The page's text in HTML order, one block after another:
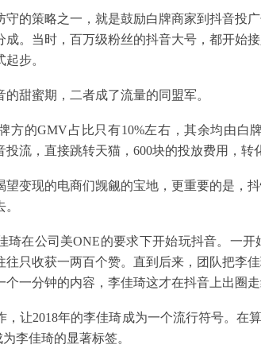
守的策略之一，就是鼓励白牌商家到抖音投
成。当时，百万级粉丝的抖音大号，都开始
步。
甜蜜期，二者成了流量的同盟军。
方的GMV占比只有10%左右，其余均由
流，直接跳转天猫，600块的投放费用，转
望变现的电商们觊觎的宝地，更重要的是，
琦在公司美ONE的要求下开始玩抖音。一
往只收获一两百个赞。直到后来，团队把李
一分钟的内容，李佳琦这才在抖音上出圈走
，让2018年的李佳琦成为一个流行符号。在
李佳琦的显著标签。